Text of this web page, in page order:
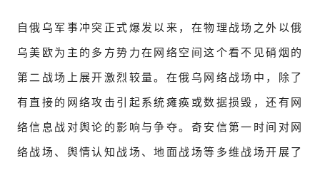
自俄乌军事冲突正式爆发以来，在物理战场之外以俄
乌美欧为主的多方势力在网络空间这个看不见硝烟的
第二战场上展开激烈较量。在俄乌网络战场中，除了
有直接的网络攻击引起系统瘫痪或数据损毁，还有网
络信息战对舆论的影响与争夺。奇安信第一时间对网
络战场、舆情认知战场、地面战场等多维战场开展了